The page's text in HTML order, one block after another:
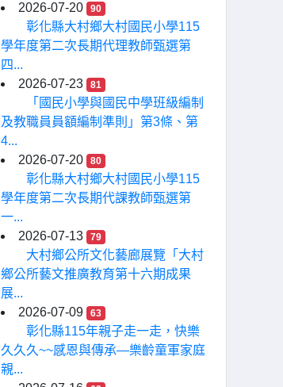
2026-07-20
90
彰化縣大村鄉大村國民小學115
學年度第二次長期代理教師甄選第
四...
2026-07-23
81
「國民小學與國民中學班級編制
及教職員員額編制準則」第3條、第
4...
2026-07-20
80
彰化縣大村鄉大村國民小學115
學年度第二次長期代課教師甄選第
一...
2026-07-13
79
大村鄉公所文化藝廊展覽「大村
鄉公所藝文推廣教育第十六期成果
展...
2026-07-09
63
彰化縣115年親子走一走，快樂
久久久~~感恩與傳承—樂齡童軍家庭
親...